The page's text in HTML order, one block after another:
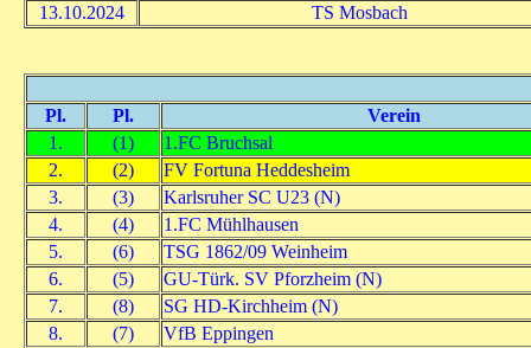
13.10.2024
TS Mosbach
Pl. Pl.
Verein
1.
(1)
1.FC Bruchsal
2.
(2)
FV Fortuna Heddesheim
3.
(3)
Karlsruher SC U23 (N)
4.
(4)
1.FC Mühlhausen
5.
(6)
TSG 1862/09 Weinheim
6.
(5)
GU-Türk. SV Pforzheim (N)
7.
(8)
SG HD-Kirchheim (N)
8.
(7)
VfB Eppingen